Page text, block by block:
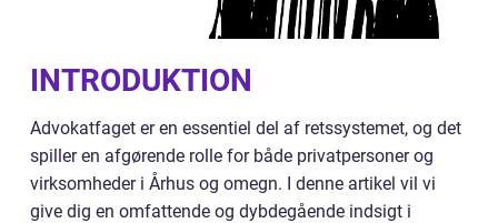
INTRODUKTION
Advokatfaget er en essentiel del af retssystemet, og det
spiller en afgørende rolle for både privatpersoner og
virksomheder i Århus og omegn. I denne artikel vil vi
give dig en omfattende og dybdegående indsigt i